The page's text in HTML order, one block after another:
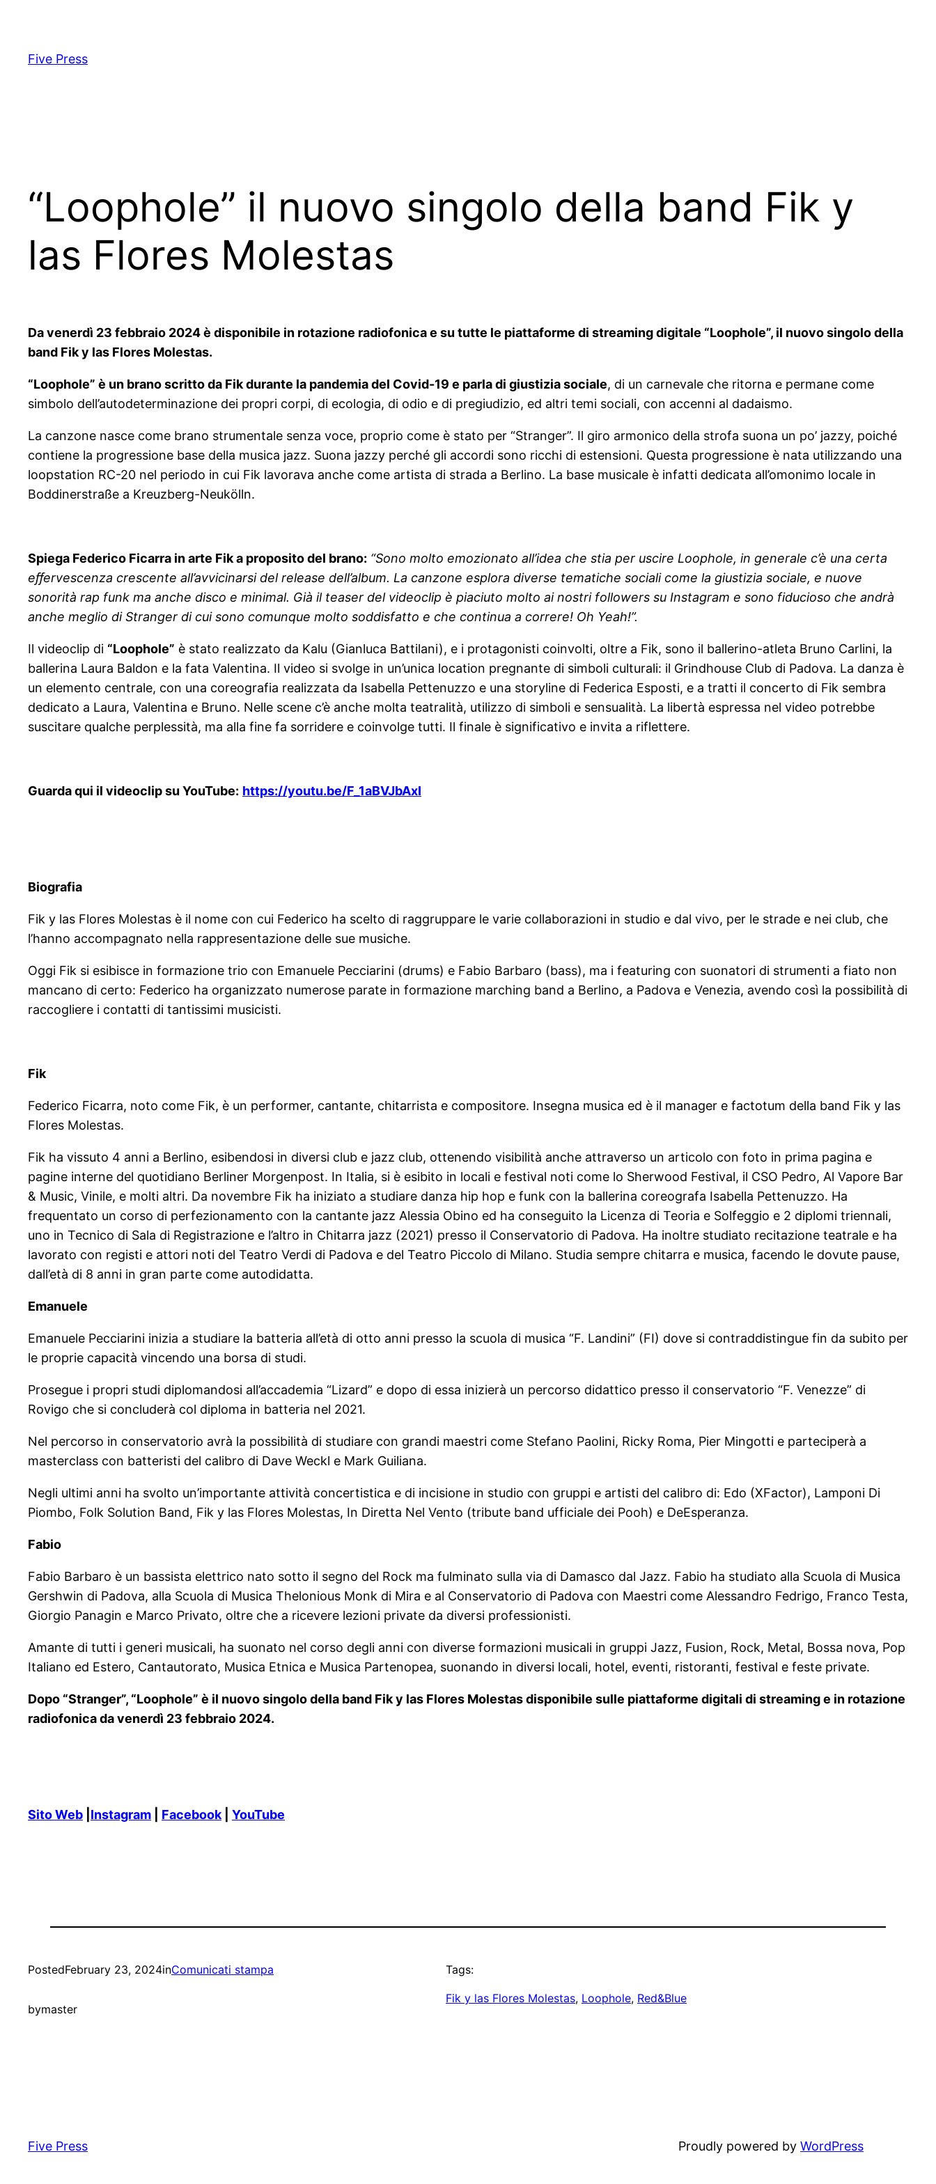
content
Five Press
“Loophole” il nuovo singolo della band Fik y
las Flores Molestas
Da venerdì 23 febbraio 2024 è disponibile in rotazione radiofonica e su tutte le piattaforme di streaming digitale “Loophole”, il nuovo singolo della
band Fik y las Flores Molestas.
“Loophole” è un brano scritto da Fik durante la pandemia del Covid-19 e parla di giustizia sociale, di un carnevale che ritorna e permane come
simbolo dell’autodeterminazione dei propri corpi, di ecologia, di odio e di pregiudizio, ed altri temi sociali, con accenni al dadaismo.
La canzone nasce come brano strumentale senza voce, proprio come è stato per “Stranger”. Il giro armonico della strofa suona un po’ jazzy, poiché
contiene la progressione base della musica jazz. Suona jazzy perché gli accordi sono ricchi di estensioni. Questa progressione è nata utilizzando una
loopstation RC-20 nel periodo in cui Fik lavorava anche come artista di strada a Berlino. La base musicale è infatti dedicata all’omonimo locale in
Boddinerstraße a Kreuzberg-Neukölln.
Spiega Federico Ficarra in arte Fik a proposito del brano: “Sono molto emozionato all’idea che stia per uscire Loophole, in generale c’è una certa
eﬀervescenza crescente all’avvicinarsi del release dell’album. La canzone esplora diverse tematiche sociali come la giustizia sociale, e nuove
sonorità rap funk ma anche disco e minimal. Già il teaser del videoclip è piaciuto molto ai nostri followers su Instagram e sono fiducioso che andrà
anche meglio di Stranger di cui sono comunque molto soddisfatto e che continua a correre! Oh Yeah!”.
Il videoclip di “Loophole” è stato realizzato da Kalu (Gianluca Battilani), e i protagonisti coinvolti, oltre a Fik, sono il ballerino-atleta Bruno Carlini, la
ballerina Laura Baldon e la fata Valentina. Il video si svolge in un’unica location pregnante di simboli culturali: il Grindhouse Club di Padova. La danza è
un elemento centrale, con una coreografia realizzata da Isabella Pettenuzzo e una storyline di Federica Esposti, e a tratti il concerto di Fik sembra
dedicato a Laura, Valentina e Bruno. Nelle scene c’è anche molta teatralità, utilizzo di simboli e sensualità. La libertà espressa nel video potrebbe
suscitare qualche perplessità, ma alla fine fa sorridere e coinvolge tutti. Il finale è significativo e invita a riflettere.
Guarda qui il videoclip su YouTube: https://youtu.be/F_1aBVJbAxI
Biografia
Fik y las Flores Molestas è il nome con cui Federico ha scelto di raggruppare le varie collaborazioni in studio e dal vivo, per le strade e nei club, che
l’hanno accompagnato nella rappresentazione delle sue musiche.
Oggi Fik si esibisce in formazione trio con Emanuele Pecciarini (drums) e Fabio Barbaro (bass), ma i featuring con suonatori di strumenti a fiato non
mancano di certo: Federico ha organizzato numerose parate in formazione marching band a Berlino, a Padova e Venezia, avendo così la possibilità di
raccogliere i contatti di tantissimi musicisti.
Fik
Federico Ficarra, noto come Fik, è un performer, cantante, chitarrista e compositore. Insegna musica ed è il manager e factotum della band Fik y las
Flores Molestas.
Fik ha vissuto 4 anni a Berlino, esibendosi in diversi club e jazz club, ottenendo visibilità anche attraverso un articolo con foto in prima pagina e
pagine interne del quotidiano Berliner Morgenpost. In Italia, si è esibito in locali e festival noti come lo Sherwood Festival, il CSO Pedro, Al Vapore Bar
& Music, Vinile, e molti altri. Da novembre Fik ha iniziato a studiare danza hip hop e funk con la ballerina coreografa Isabella Pettenuzzo. Ha
frequentato un corso di perfezionamento con la cantante jazz Alessia Obino ed ha conseguito la Licenza di Teoria e Solfeggio e 2 diplomi triennali,
uno in Tecnico di Sala di Registrazione e l’altro in Chitarra jazz (2021) presso il Conservatorio di Padova. Ha inoltre studiato recitazione teatrale e ha
lavorato con registi e attori noti del Teatro Verdi di Padova e del Teatro Piccolo di Milano. Studia sempre chitarra e musica, facendo le dovute pause,
dall’età di 8 anni in gran parte come autodidatta.
Emanuele
Emanuele Pecciarini inizia a studiare la batteria all’età di otto anni presso la scuola di musica “F. Landini” (FI) dove si contraddistingue fin da subito per
le proprie capacità vincendo una borsa di studi.
Prosegue i propri studi diplomandosi all’accademia “Lizard” e dopo di essa inizierà un percorso didattico presso il conservatorio “F. Venezze” di
Rovigo che si concluderà col diploma in batteria nel 2021.
Nel percorso in conservatorio avrà la possibilità di studiare con grandi maestri come Stefano Paolini, Ricky Roma, Pier Mingotti e parteciperà a
masterclass con batteristi del calibro di Dave Weckl e Mark Guiliana.
Negli ultimi anni ha svolto un’importante attività concertistica e di incisione in studio con gruppi e artisti del calibro di: Edo (XFactor), Lamponi Di
Piombo, Folk Solution Band, Fik y las Flores Molestas, In Diretta Nel Vento (tribute band ufficiale dei Pooh) e DeEsperanza.
Fabio
Fabio Barbaro è un bassista elettrico nato sotto il segno del Rock ma fulminato sulla via di Damasco dal Jazz. Fabio ha studiato alla Scuola di Musica
Gershwin di Padova, alla Scuola di Musica Thelonious Monk di Mira e al Conservatorio di Padova con Maestri come Alessandro Fedrigo, Franco Testa,
Giorgio Panagin e Marco Privato, oltre che a ricevere lezioni private da diversi professionisti.
Amante di tutti i generi musicali, ha suonato nel corso degli anni con diverse formazioni musicali in gruppi Jazz, Fusion, Rock, Metal, Bossa nova, Pop
Italiano ed Estero, Cantautorato, Musica Etnica e Musica Partenopea, suonando in diversi locali, hotel, eventi, ristoranti, festival e feste private.
Dopo “Stranger”, “Loophole” è il nuovo singolo della band Fik y las Flores Molestas disponibile sulle piattaforme digitali di streaming e in rotazione
radiofonica da venerdì 23 febbraio 2024.
Sito Web Instagram Facebook| YouTube
PostedFebruary 23, 2024inComunicati stampa
bymaster
Tags:
Fik y las Flores Molestas, Loophole, Red&Blue
Five Press Proudly powered by WordPress